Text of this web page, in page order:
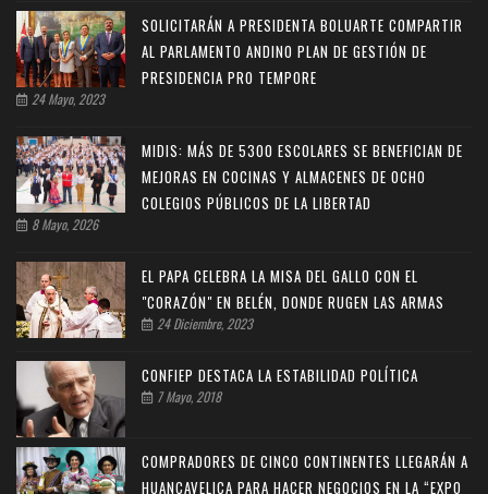
SOLICITARÁN A PRESIDENTA BOLUARTE COMPARTIR
AL PARLAMENTO ANDINO PLAN DE GESTIÓN DE
PRESIDENCIA PRO TEMPORE
24 Mayo, 2023
MIDIS: MÁS DE 5300 ESCOLARES SE BENEFICIAN DE
MEJORAS EN COCINAS Y ALMACENES DE OCHO
COLEGIOS PÚBLICOS DE LA LIBERTAD
8 Mayo, 2026
EL PAPA CELEBRA LA MISA DEL GALLO CON EL
"CORAZÓN" EN BELÉN, DONDE RUGEN LAS ARMAS
24 Diciembre, 2023
CONFIEP DESTACA LA ESTABILIDAD POLÍTICA
7 Mayo, 2018
COMPRADORES DE CINCO CONTINENTES LLEGARÁN A
HUANCAVELICA PARA HACER NEGOCIOS EN LA “EXPO